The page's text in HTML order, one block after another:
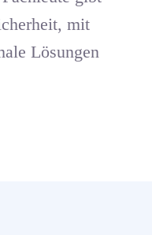
mit
Lösungen